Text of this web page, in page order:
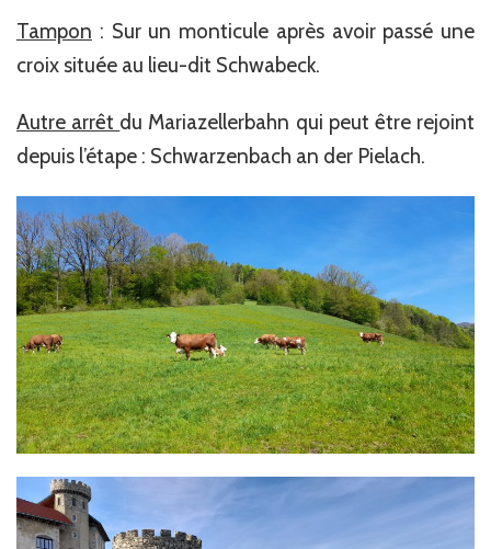
Tampon : Sur un monticule après avoir passé une
croix située au lieu-dit Schwabeck.
Autre arrêt du Mariazellerbahn qui peut être rejoint
depuis l’étape : Schwarzenbach an der Pielach.